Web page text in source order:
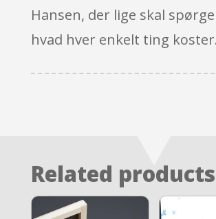
Hansen, der lige skal
hvad hver enkelt ting koster.
Related products